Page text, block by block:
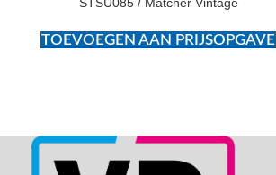
STSU085 / Matcher Vintage
TOEVOEGEN AAN PRIJSOPGAVE